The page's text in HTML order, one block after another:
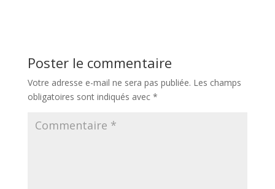
Poster le commentaire
Votre adresse e-mail ne sera pas publiée. Les champs
obligatoires sont indiqués avec *